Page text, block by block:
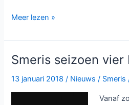
Vijfde
laatste
seizoen
Smeris
bij
NPO3
Meer lezen »
Smeris seizoen vier
13 januari 2018/ Nieuws / Smeris
Vanaf